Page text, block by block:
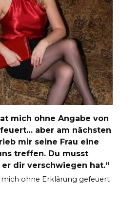
mich ohne Angabe von
aber am nächsten
mir seine Frau eine
treffen. Du musst
er dir verschwiegen hat.“
mich ohne Erklärung gefeuert